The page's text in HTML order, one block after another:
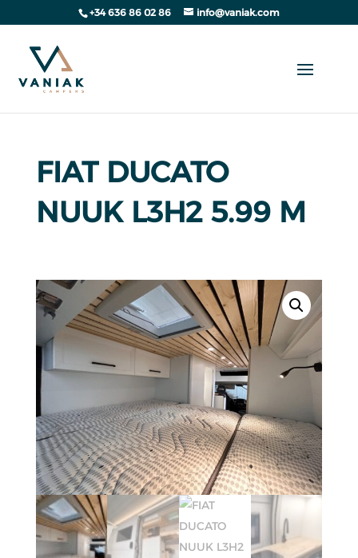
+34 636 86 02 86 info@vaniak.com
FIAT DUCATO
NUUK L3H2 5.99 M